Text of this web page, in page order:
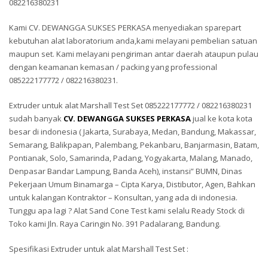
082216380231
Kami CV. DEWANGGA SUKSES PERKASA menyediakan sparepart
kebutuhan alat laboratorium anda,kami melayani pembelian satuan
maupun set. Kami melayani pengiriman antar daerah ataupun pulau
dengan keamanan kemasan / packing yang professional
085222177772 / 082216380231.
Extruder untuk alat Marshall Test Set 085222177772 / 082216380231
sudah banyak CV. DEWANGGA SUKSES PERKASAjual ke kota kota
besar di indonesia ( Jakarta, Surabaya, Medan, Bandung, Makassar,
Semarang, Balikpapan, Palembang, Pekanbaru, Banjarmasin, Batam,
Pontianak, Solo, Samarinda, Padang, Yogyakarta, Malang, Manado,
Denpasar Bandar Lampung, Banda Aceh), instansi” BUMN, Dinas
Pekerjaan Umum Binamarga – Cipta Karya, Distibutor, Agen, Bahkan
untuk kalangan Kontraktor – Konsultan, yang ada di indonesia.
Tunggu apa lagi ? Alat Sand Cone Test kami selalu Ready Stock di
Toko kami Jln. Raya Caringin No. 391 Padalarang, Bandung.
Spesifikasi Extruder untuk alat Marshall Test Set :